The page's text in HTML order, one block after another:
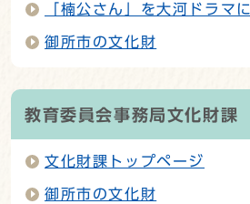
「楠公さん」を大河ドラマに
御所市の文化財
教育委員会事務局文化財課
文化財課トップページ
御所市の文化財